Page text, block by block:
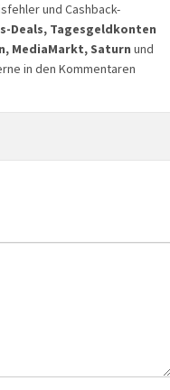
und Cashback-
Deals, Tagesgeldkonten
MediaMarkt, Saturn und
in den Kommentaren